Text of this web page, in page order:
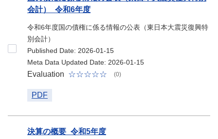
会計）_令和6年度
令和6年度国の債権に係る情報の公表（東日本大震災復興特
別会計）
Published Date: 2026-01-15
Meta Data Updated Date: 2026-01-15
Evaluation (0)
PDF
決算の概要_令和5年度